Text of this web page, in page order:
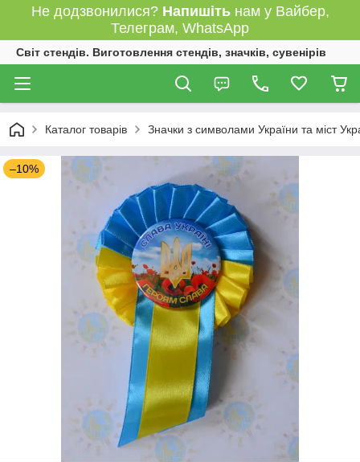
Не додзвонилися? Напишітьнам у Вайбер,
Телеграм, WhatsApp
Світ стендів. Виготовлення стендів, значків, сувенірів
Каталог товарів Значки з символами України та міст
–10%